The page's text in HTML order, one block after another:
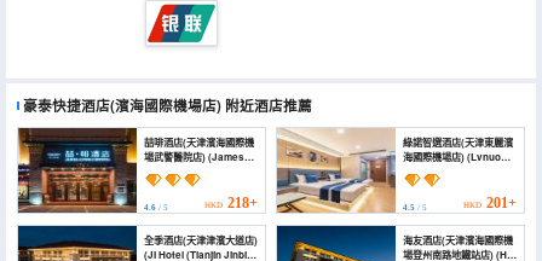
豪泰快捷酒店(濱海國際機場店) 附近酒店推薦
喆啡酒店(天津濱海國際機
場武警醫院店) (James
Joyce Coffetel (Tianjin
Binhai International
Airport Armed Police
Hospital))
4.6 / 5 HKD 218+
綠諾智選酒店(天津東麗濱
海國際機場店) (Lvnuo
Zhixuan Hotel (Tianjin
Dongli Binhai
International Airport))
4.5/ 5 HKD 201+
全季酒店(天津津濱大道店)
(JI Hotel (Tianjin Jinbin
海友酒店(天津濱海國際機
場登州南路地鐵站店) (Hi